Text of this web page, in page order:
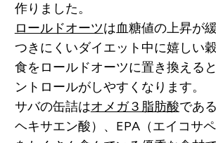
作りました。
ロールドオーツは血糖値の上昇が
つきにくいダイエット中に嬉しい
食をロールドオーツに置き換える
ントロールがしやすくなります。
サバの缶詰はオメガ３脂肪酸であ
ヘキサエン酸）、EPA（エイコサペ